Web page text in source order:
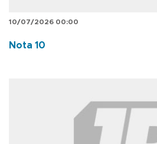
10/07/2026 00:00
Nota 10